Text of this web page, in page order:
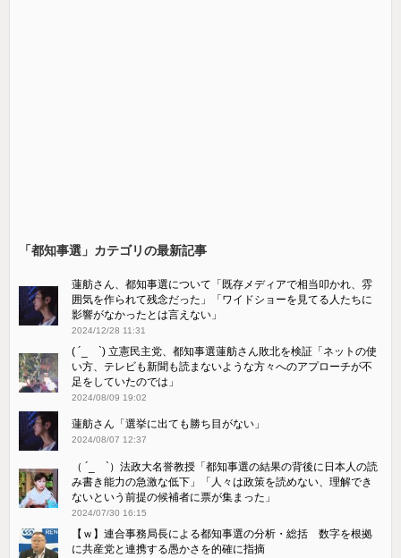
「都知事選」カテゴリの最新記事
蓮舫さん、都知事選について「既存メディアで相当叩かれ、雰
囲気を作られて残念だった」「ワイドショーを見てる人たちに
影響がなかったとは言えない」
2024/12/28 11:31
( ´_ゝ`) 立憲民主党、都知事選蓮舫さん敗北を検証「ネットの使
い方、テレビも新聞も読まないような方々へのアプローチが不
足をしていたのでは」
2024/08/09 19:02
蓮舫さん「選挙に出ても勝ち目がない」
2024/08/07 12:37
（ ´_ゝ`）法政大名誉教授「都知事選の結果の背後に日本人の読
み書き能力の急激な低下」「人々は政策を読めない、理解でき
ないという前提の候補者に票が集まった」
2024/07/30 16:15
【ｗ】連合事務局長による都知事選の分析・総括 数字を根拠
に共産党と連携する愚かさを的確に指摘